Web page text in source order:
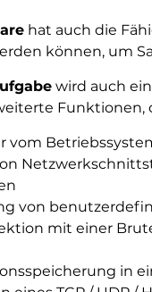
hat auch die
können, um
wird auch
Funktionen,
vom
von
mit einer
in